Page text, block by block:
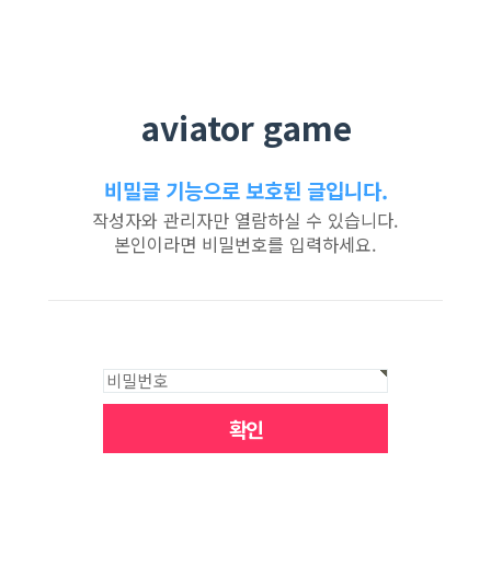
aviator game
비밀글 기능으로 보호된 글입니다.
작성자와 관리자만 열람하실 수 있습니다.
본인이라면 비밀번호를 입력하세요.